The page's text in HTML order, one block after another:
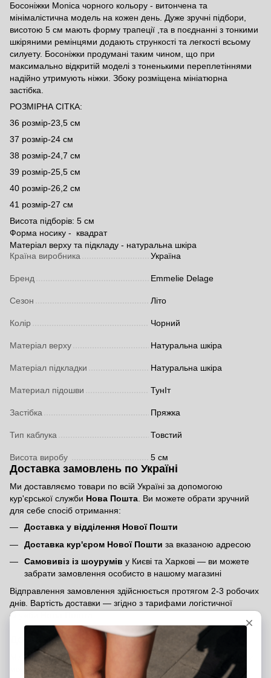
Босоніжки Monica чорного кольору - витончена та
мінімалістична модель на кожен день. Дуже зручні підбори,
висотою 5 см мають форму трапеції ,та в поєднанні з тонкими
шкіряними ремінцями додають стрункості та легкості всьому
силуету. Босоніжки продумані таким чином, що при
максимально відкритій моделі з тоненькими переплетіннями
надійно утримують ніжки. Збоку розміщена мініатюрна
застібка.
РОЗМІРНА СІТКА:
36 розмір-23,5 см
37 розмір-24 см
38 розмір-24,7 см
39 розмір-25,5 см
40 розмір-26,2 см
41 розмір-27 см
Висота підборів: 5 см
Форма носику - квадрат
Матеріал верху та підкладу - натуральна шкіра
Країна виробника
Україна
Бренд Emmelie Delage
Сезон Літо
Колір Чорний
Матеріал верху Натуральна шкіра
Матеріал підкладки Натуральна шкіра
Материал підошви ТунІт
Застібка Пряжка
Тип каблука Товстий
Висота виробу 5 см
Доставка замовлень по Україні
Ми доставляємо товари по всій Україні за допомогою
кур'єрської служби Нова Пошта. Ви можете обрати зручний
для себе спосіб отримання:
Доставка у відділення Нової Пошти
Доставка кур'єром Нової Пошти за вказаною адресою
Самовивіз із шоурумів у Києві та Харкові — ви можете
забрати замовлення особисто в нашому магазині
Відправлення замовлення здійснюється протягом 2-3 робочих
днів. Вартість доставки — згідно з тарифами логістичної
служби
Доставка міжнародних замовлень
Ми доставляємо замовлення по всьому світу. Щоб оформити
міжнародне замовлення, вкажіть, будь ласка, у коментарях